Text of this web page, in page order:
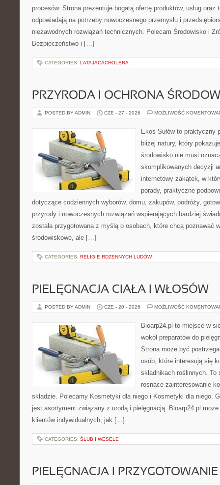
procesów. Strona prezentuje bogatą ofertę produktów, usług oraz
odpowiadają na potrzeby nowoczesnego przemysłu i
niezawodnych rozwiązań technicznych. Polecam Środowisko i
Bezpieczeństwo i […]
CATEGORIES: LATAJACACHOLERA
PRZYRODA I OCHRONA
POSTED BY ADMIN CZE - 27 - 2026 MOŻLIWOŚĆ
Ekos-Sułów to praktyczny
bliżej natury, który
środowisko nie musi
skomplikowanych decyzji
internetowy zakątek, w
porady, praktyczne
dotyczące codziennych wyborów, domu, zakupów, podróży,
przyrody i nowoczesnych rozwiązań wspierających bardziej
została przygotowana z myślą o osobach, które chcą poznawać
środowiskowe, ale […]
CATEGORIES: RELIGIE RDZENNYCH LUDÓW
PIELĘGNACJA CIAŁA I WŁOSÓW
POSTED BY ADMIN CZE - 20 - 2026 MOŻLIWOŚĆ
Bioarp24.pl to miejsce w
wokół preparatów do
Strona może być
osób, które interesują się
składnikach roślinnych.
rosnące zainteresowanie
składzie. Polecamy Kosmetyki dla niego i Kosmetyki dla niego.
jest asortyment związany z urodą i pielęgnacją. Bioarp24.pl
klientów indywidualnych, jak […]
CATEGORIES: ŚLUB I WESELE
PIELĘGNACJA I